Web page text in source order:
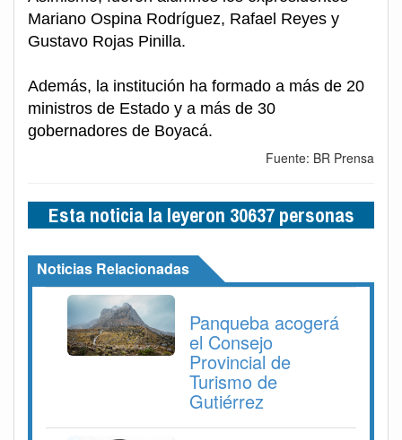
Mariano Ospina Rodríguez, Rafael Reyes y
Gustavo Rojas Pinilla.
Además, la institución ha formado a más de 20
ministros de Estado y a más de 30
gobernadores de Boyacá.
Fuente: BR Prensa
Esta noticia la leyeron 30637 personas
Noticias Relacionadas
Panqueba acogerá
el Consejo
Provincial de
Turismo de
Gutiérrez